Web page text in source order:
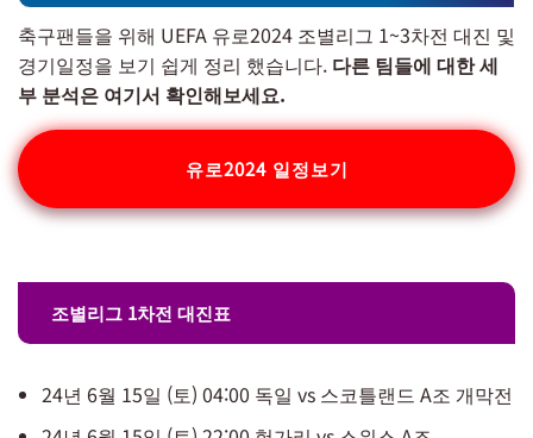
축구팬들을 위해 UEFA 유로2024 조별리그 1~3차전 대진 및
경기일정을 보기 쉽게 정리 했습니다. 다른 팀들에 대한 세
부 분석은 여기서 확인해보세요.
유로2024 일정보기
조별리그 1차전 대진표
24년 6월 15일 (토) 04:00 독일 vs 스코틀랜드 A조 개막전